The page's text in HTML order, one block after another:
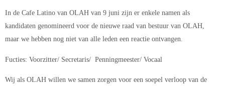
In de Cafe Latino van OLAH van 9 juni zijn er enkele namen als
kandidaten genomineerd voor de nieuwe raad van bestuur van OLAH,
maar we hebben nog niet van alle leden een reactie ontvangen.
Fucties: Voorzitter/ Secretaris/ Penningmeester/ Vocaal
Wij als OLAH willen we samen zorgen voor een soepel verloop van de